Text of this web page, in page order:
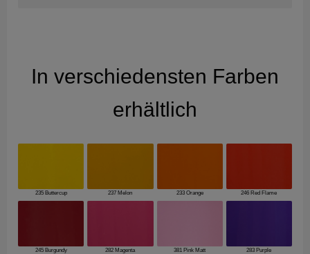
In verschiedensten Farben
erhältlich
235 Buttercup 237 Melon 233 Orange 246 Red Flame
245 Burgundy 282 Magenta 381 Pink Matt 283 Purple